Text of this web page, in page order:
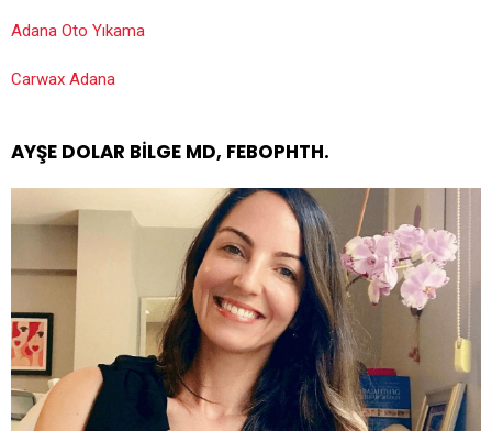
Adana Oto Yıkama
Carwax Adana
AYŞE DOLAR BILGE MD, FEBOPHTH.